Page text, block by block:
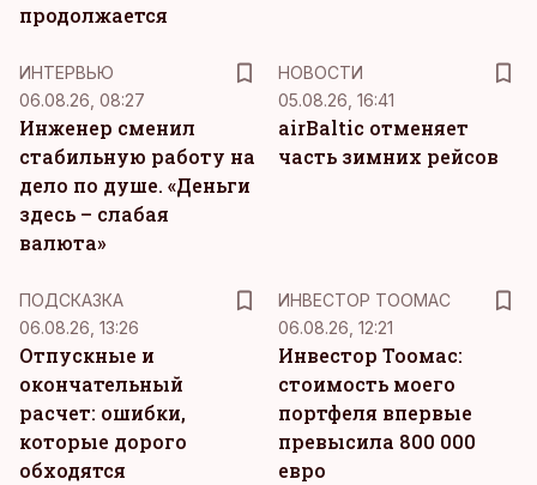
продолжается
ИНТЕРВЬЮ
06.08.26, 08:27
Инженер сменил
стабильную работу на
дело по душе. «Деньги
здесь – слабая
валюта»
НОВОСТИ
05.08.26, 16:41
airBaltic отменяет
часть зимних рейсов
ПОДСКАЗКА
06.08.26, 13:26
Отпускные и
окончательный
расчет: ошибки,
которые дорого
обходятся
ИНВЕСТОР ТООМАС
06.08.26, 12:21
Инвестор Тоомас:
стоимость моего
портфеля впервые
превысила 800 000
евро